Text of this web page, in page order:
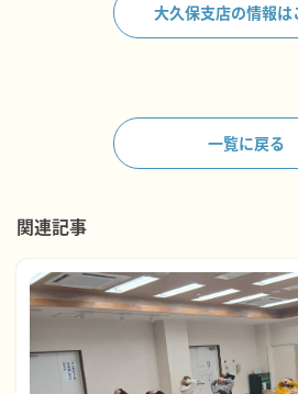
大久保支店の情報は
一覧に戻る
関連記事